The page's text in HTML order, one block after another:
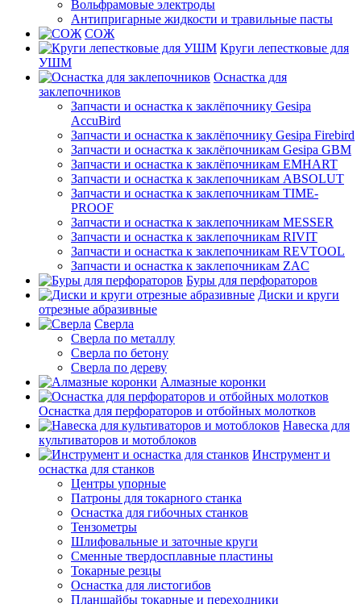
Вольфрамовые электроды
Антипригарные жидкости и травильные пасты
СОЖ
Круги лепестковые для
УШМ
Оснастка для
заклепочников
Запчасти и оснастка к заклёпочнику Gesipa
AccuBird
Запчасти и оснастка к заклёпочнику Gesipa Firebird
Запчасти и оснастка к заклёпочникам Gesipa GBM
Запчасти и оснастка к заклёпочникам EMHART
Запчасти и оснастка к заклепочникам ABSOLUT
Запчасти и оснастка к заклепочникам TIME-
PROOF
Запчасти и оснастка к заклепочникам MESSER
Запчасти и оснастка к заклепочникам RIVIT
Запчасти и оснастка к заклепочникам REVTOOL
Запчасти и оснастка к заклепочникам ZAC
Буры для перфораторов
Диски и круги
отрезные абразивные
Сверла
Сверла по металлу
Сверла по бетону
Сверла по дереву
Алмазные коронки
Оснастка для перфораторов и отбойных молотков
Навеска для
культиваторов и мотоблоков
Инструмент и
оснастка для станков
Центры упорные
Патроны для токарного станка
Оснастка для гибочных станков
Тензометры
Шлифовальные и заточные круги
Сменные твердосплавные пластины
Токарные резцы
Оснастка для листогибов
Планшайбы токарные и переходники